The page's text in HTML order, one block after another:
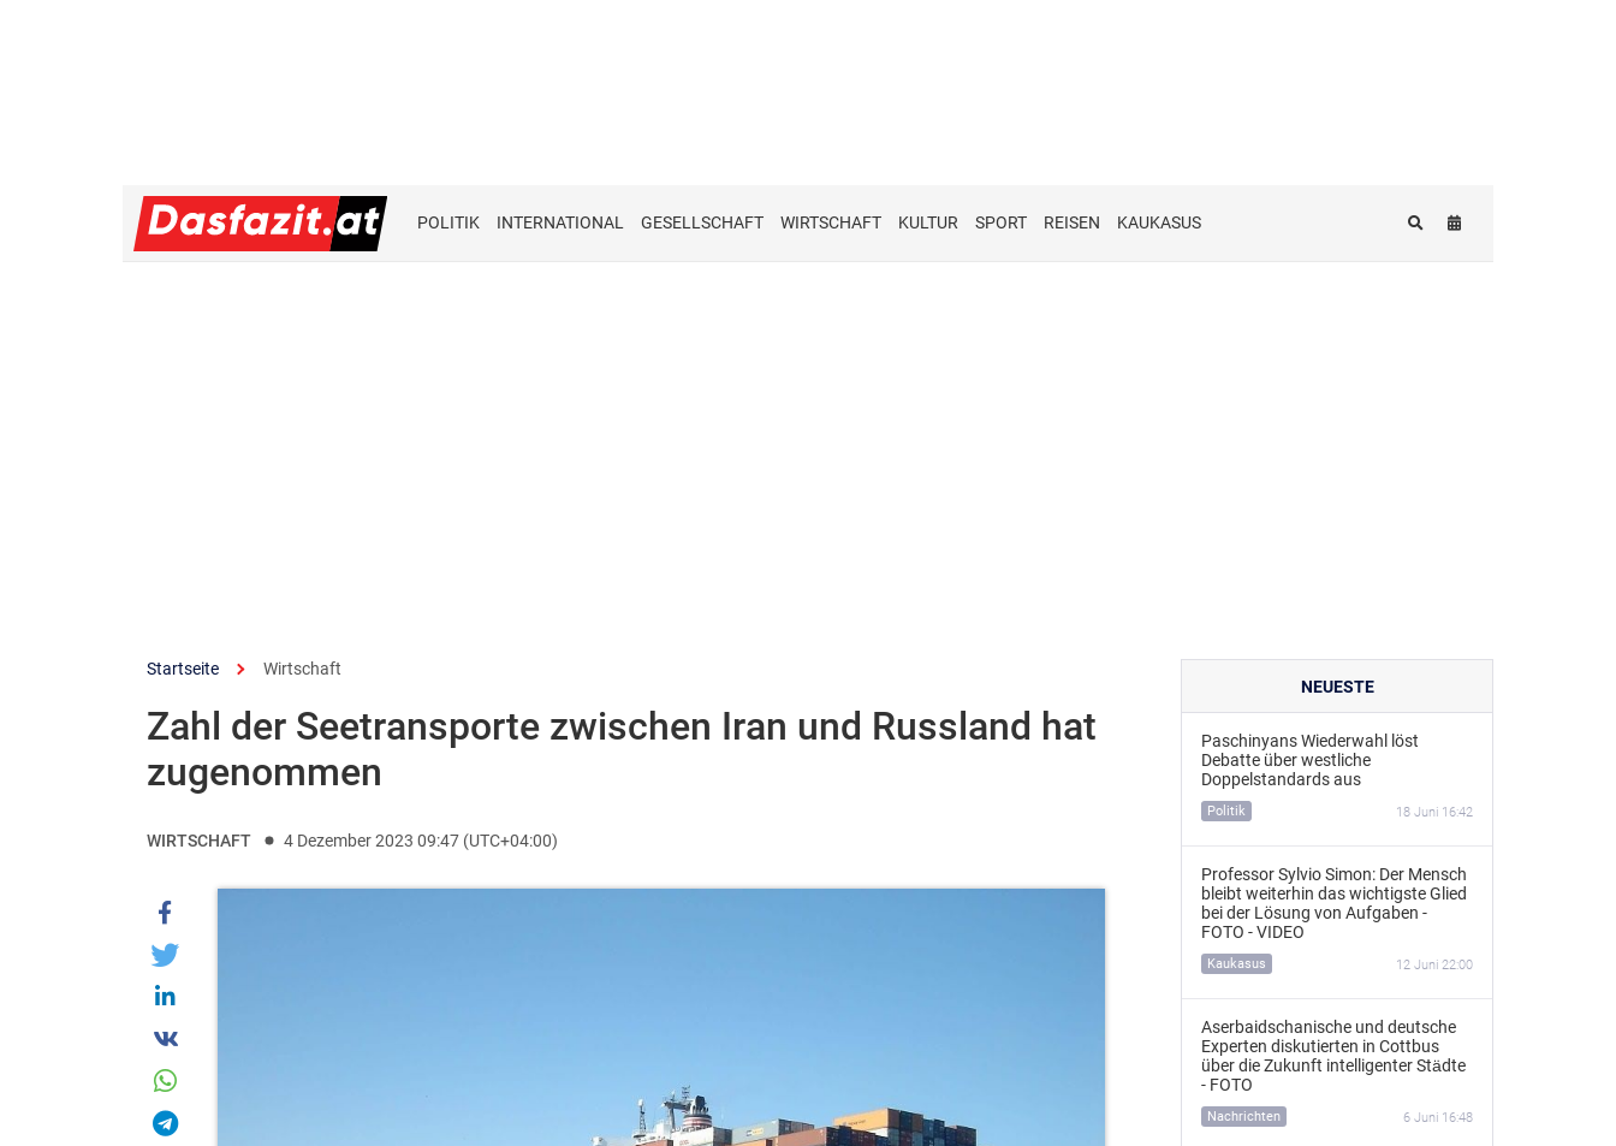
POLITIK INTERNATIONAL GESELLSCHAFT WIRTSCHAFT KULTUR SPORT REISEN KAUKASUS
Startseite Wirtschaft
Zahl der Seetransporte zwischen Iran und Russland hat
zugenommen
WIRTSCHAFT 4 Dezember 2023 09:47 (UTC+04:00)
NEUESTE
Paschinyans Wiederwahl löst
Debatte über westliche
Doppelstandards aus
Politik 18 Juni 16:42
Professor Sylvio Simon: Der Mensch
bleibt weiterhin das wichtigste Glied
bei der Lösung von Aufgaben -
FOTO - VIDEO
Kaukasus 12 Juni 22:00
Aserbaidschanische und deutsche
Experten diskutierten in Cottbus
über die Zukunft intelligenter Städte
- FOTO
Nachrichten 6 Juni 16:48